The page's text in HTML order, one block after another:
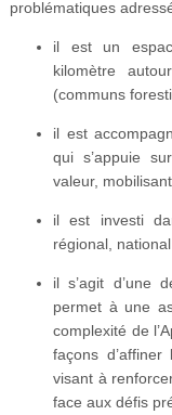
problématiques
il est un
kilomètre
(communs
il est
qui s’appuie
valeur,
il est investi
régional,
il s’agit d’une
permet à une
complexité de
façons
visant à
face aux défis